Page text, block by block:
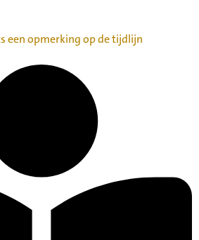
een opmerking op de tijdlijn